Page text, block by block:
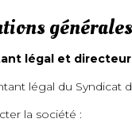
générales
légal et
légal du Syndicat
la société :